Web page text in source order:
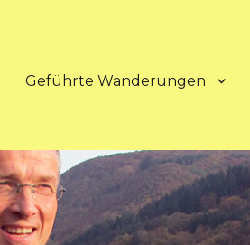
Geführte Wanderungen